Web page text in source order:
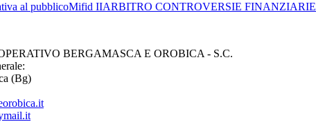
al pubblicoMifid IIARBITRO CONTROVERSIE FINANZIARIE
BERGAMASCA E OROBICA - S.C.
(Bg)